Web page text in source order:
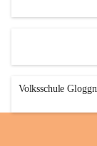
Volksschule